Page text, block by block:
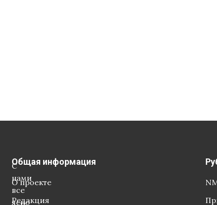
С
нами
все
ясно
Общая информация
О проекте
Редакция